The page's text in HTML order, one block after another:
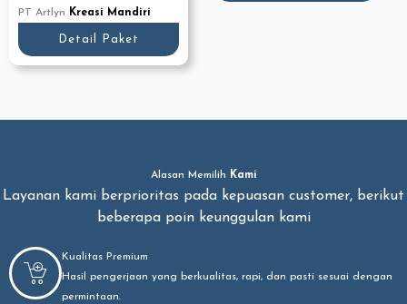
PT Artlyn Kreasi Mandiri
Detail Paket
Alasan Memilih Kami
Layanan kami berprioritas pada kepuasan customer, berikut
beberapa poin keunggulan kami
Kualitas Premium
Hasil pengerjaan yang berkualitas, rapi, dan pasti sesuai dengan
permintaan.